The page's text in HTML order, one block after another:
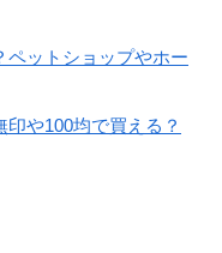
ペットショップやホー
や100均で買える？